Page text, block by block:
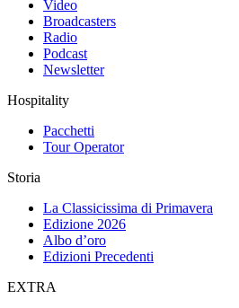
Video
Broadcasters
Radio
Podcast
Newsletter
Hospitality
Pacchetti
Tour Operator
Storia
La Classicissima di Primavera
Edizione 2026
Albo d’oro
Edizioni Precedenti
EXTRA